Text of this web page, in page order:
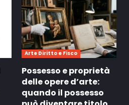
Arte Diritto e Fisco
Possesso e proprietà
delle opere d’arte:
quando il possesso